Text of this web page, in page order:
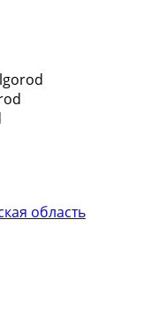
область